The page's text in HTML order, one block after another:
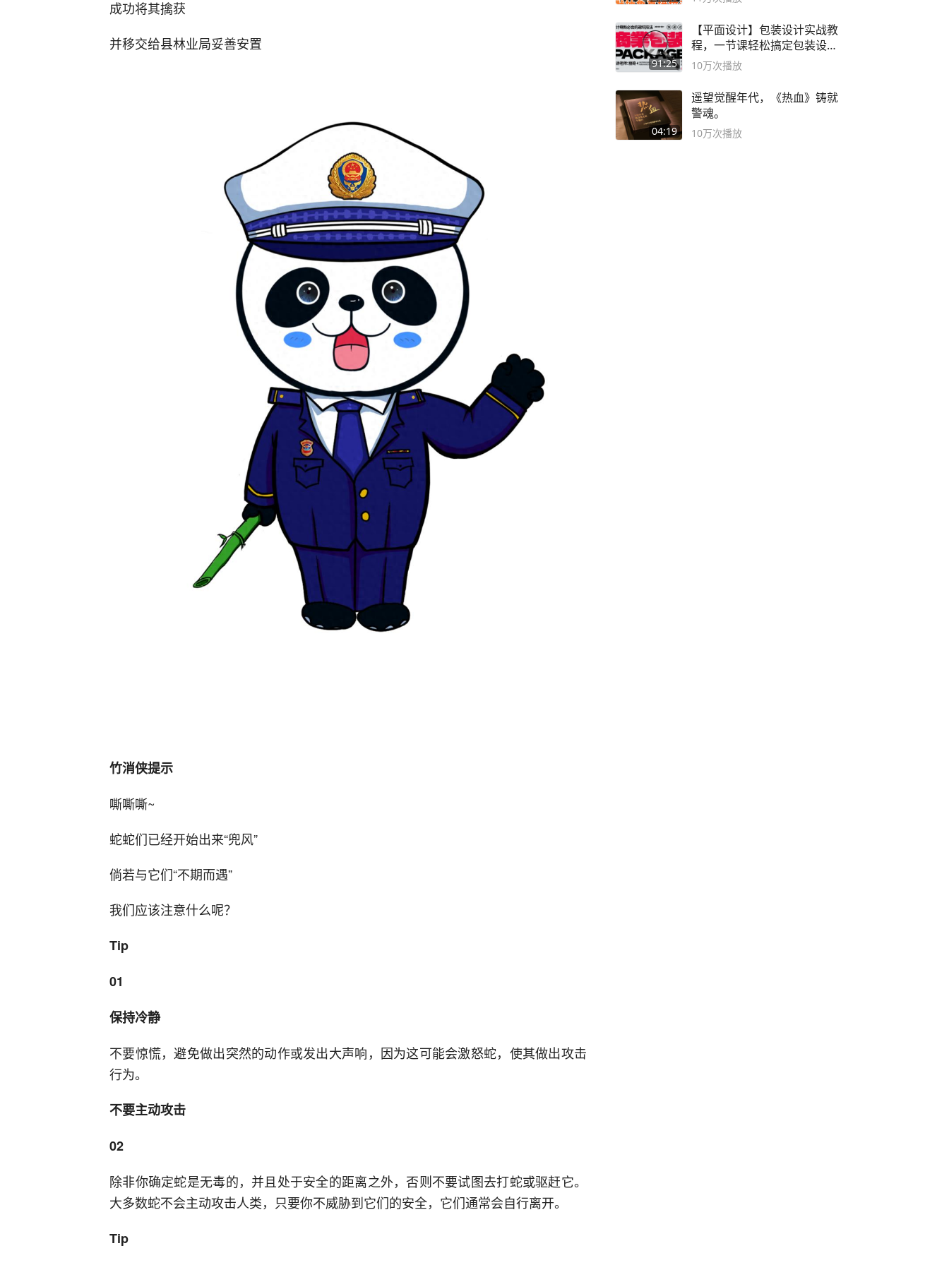
成功将其擒获
并移交给县林业局妥善安置
竹消侠提示
嘶嘶嘶~
蛇蛇们已经开始出来“兜风”
倘若与它们“不期而遇”
我们应该注意什么呢？
Tip
01
保持冷静
不要惊慌，避免做出突然的动作或发出大声响，因为这可能会激怒蛇，使其做出攻击
行为。
不要主动攻击
02
除非你确定蛇是无毒的，并且处于安全的距离之外，否则不要试图去打蛇或驱赶它。
大多数蛇不会主动攻击人类，只要你不威胁到它们的安全，它们通常会自行离开。
Tip
91:25
【平面设计】包装设计实战教
程，一节课轻松搞定包装设计
流程！
10万次播放
04:19
遥望觉醒年代，《热血》铸就
警魂。
10万次播放